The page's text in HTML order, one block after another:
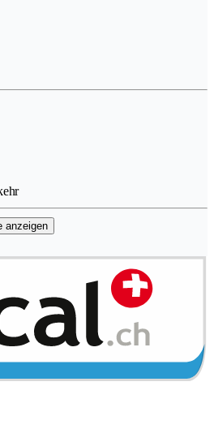
anzeigen